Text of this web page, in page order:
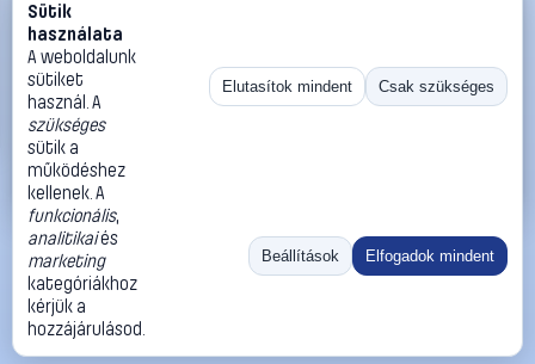
#2696335
KS Tools 5172286 517.2286 Ütős csavarkulcs
Kulcsszélesség (coll) 3 3/8
KS Tools Egyoldalas villáskulcsok
224 990 Ft
Kosárba
«
Ugrás:
Méret:
Rendezés:
©2026
ThermoScope
ÁSZF
Cégbemutató
Sütik
használata
A weboldalunk
sütiket
használ. A
szükséges
sütik a
működéshez
kellenek. A
funkcionális,
analitikaiés
marketing
kategóriákhoz
kérjük a
hozzájárulásod.
Elutasítok mindent Csak szükséges
Beállítások Elfogadok mindent